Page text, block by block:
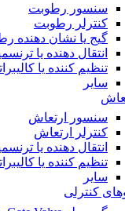
سنسور رطوبت
کنترلر رطوبت
گیج یا نشان دهنده
انتقال دهنده یا
تنظیم کننده یا
سایر
سنسور ارتعاش
کنترلر ارتعاش
انتقال دهنده یا
تنظیم کننده یا
سایر
کنترلی